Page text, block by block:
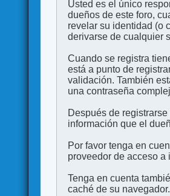
Usted es el único
dueños de este foro,
revelar su identidad (o
derivarse de cualquier
Cuando se registra
está a punto de
validación. También
una contraseña
Después de
información que el
Por favor tenga en
proveedor de acceso a
Tenga en cuenta
caché de su